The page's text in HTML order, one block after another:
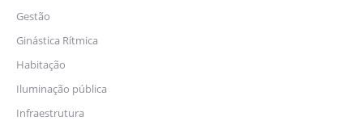
Gestão
Ginástica Rítmica
Habitação
Iluminação pública
Infraestrutura